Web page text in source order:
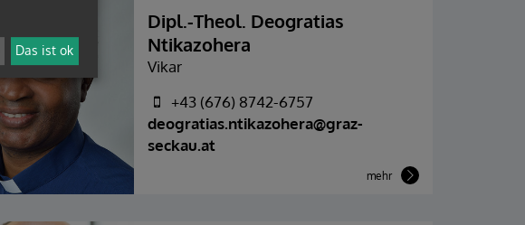
Dipl.-Theol. Deogratias
Ntikazohera
Vikar
+43 (676) 8742-6757
deogratias.ntikazohera@graz-
seckau.at
mehr
Das ist ok